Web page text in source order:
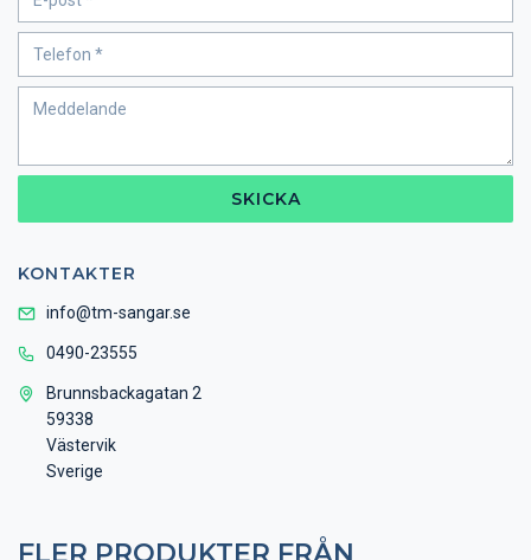
SKICKA
KONTAKTER
info@tm-sangar.se
0490-23555
Brunnsbackagatan 2
59338
Västervik
Sverige
FLER PRODUKTER FRÅN